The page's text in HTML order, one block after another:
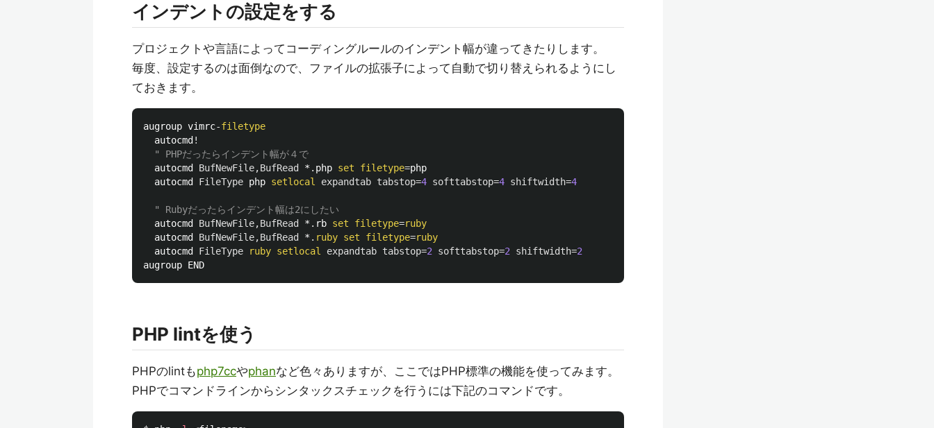
インデントの設定をする
プロジェクトや言語によってコーディングルールのインデント幅が違ってきたりします。
毎度、設定するのは面倒なので、ファイルの拡張子によって自動で切り替えられるようにし
ておきます。
augroup vimrc-filetype
  autocmd
!
" PHPだったらインデント幅が４で
  autocmd
BufNewFile,BufRead * . php set filetype=php
  autocmd
FileType php setlocal expandtab tabstop=4 softtabstop=4 shiftwidth=4
" Rubyだったらインデント幅は2にしたい
  autocmd
BufNewFile,BufRead * . rb set filetype=ruby
  autocmd
BufNewFile,BufRead * . ruby set filetype=ruby
  autocmd
FileType ruby setlocal expandtab tabstop=2 softtabstop=2 shiftwidth=2
PHP lintを使う
PHPのlintもphp7ccやphanなど色々ありますが、ここではPHP標準の機能を使ってみます。
PHPでコマンドラインからシンタックスチェックを行うには下記のコマンドです。